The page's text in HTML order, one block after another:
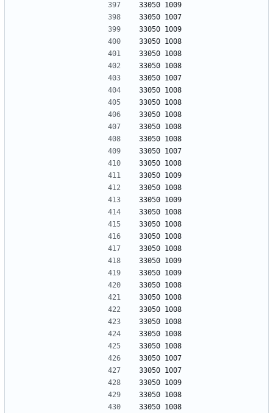
33050 1009
33050 1007
33050 1009
33050 1008
33050 1008
33050 1008
33050 1007
33050 1008
33050 1008
33050 1008
33050 1008
33050 1008
33050 1007
33050 1008
33050 1009
33050 1008
33050 1009
33050 1008
33050 1008
33050 1008
33050 1008
33050 1009
33050 1009
33050 1008
33050 1008
33050 1008
33050 1008
33050 1008
33050 1008
33050 1007
33050 1007
33050 1009
33050 1008
33050 1008